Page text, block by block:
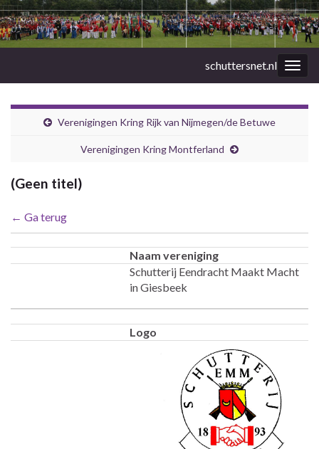
schuttersnet.nl
Verenigingen Kring Rijk van Nijmegen/de Betuwe
Verenigingen Kring Montferland
(Geen titel)
← Ga terug
Naam vereniging
Schutterij Eendracht Maakt Macht
in Giesbeek
Logo